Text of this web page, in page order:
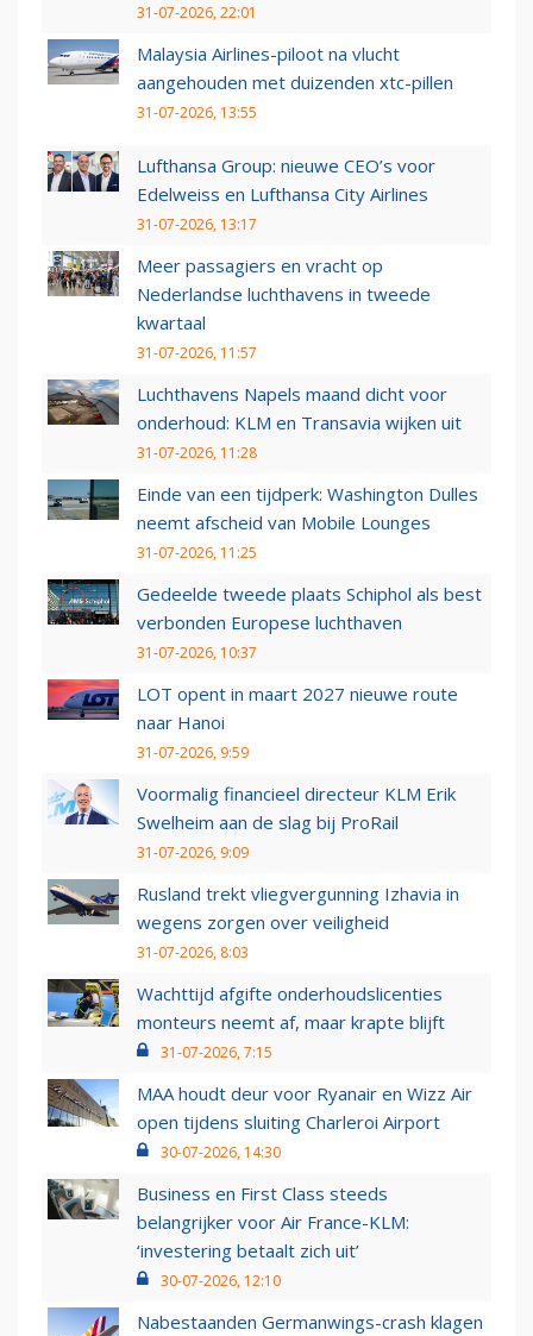
31-07-2026, 22:01
Malaysia Airlines-piloot na vlucht
aangehouden met duizenden xtc-pillen
31-07-2026, 13:55
Lufthansa Group: nieuwe CEO’s voor
Edelweiss en Lufthansa City Airlines
31-07-2026, 13:17
Meer passagiers en vracht op
Nederlandse luchthavens in tweede
kwartaal
31-07-2026, 11:57
Luchthavens Napels maand dicht voor
onderhoud: KLM en Transavia wijken uit
31-07-2026, 11:28
Einde van een tijdperk: Washington Dulles
neemt afscheid van Mobile Lounges
31-07-2026, 11:25
Gedeelde tweede plaats Schiphol als best
verbonden Europese luchthaven
31-07-2026, 10:37
LOT opent in maart 2027 nieuwe route
naar Hanoi
31-07-2026, 9:59
Voormalig financieel directeur KLM Erik
Swelheim aan de slag bij ProRail
31-07-2026, 9:09
Rusland trekt vliegvergunning Izhavia in
wegens zorgen over veiligheid
31-07-2026, 8:03
Wachttijd afgifte onderhoudslicenties
monteurs neemt af, maar krapte blijft
31-07-2026, 7:15
MAA houdt deur voor Ryanair en Wizz Air
open tijdens sluiting Charleroi Airport
30-07-2026, 14:30
Business en First Class steeds
belangrijker voor Air France-KLM:
‘investering betaalt zich uit’
30-07-2026, 12:10
Nabestaanden Germanwings-crash klagen